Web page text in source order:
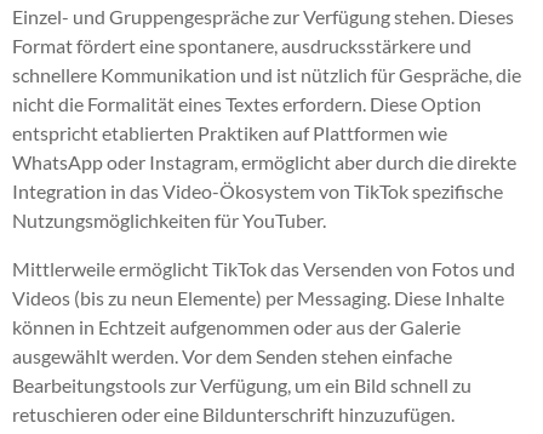
Einzel- und Gruppengespräche zur Verfügung stehen. Dieses
Format fördert eine spontanere, ausdrucksstärkere und
schnellere Kommunikation und ist nützlich für Gespräche, die
nicht die Formalität eines Textes erfordern. Diese Option
entspricht etablierten Praktiken auf Plattformen wie
WhatsApp oder Instagram, ermöglicht aber durch die direkte
Integration in das Video-Ökosystem von TikTok spezifische
Nutzungsmöglichkeiten für YouTuber.
Mittlerweile ermöglicht TikTok das Versenden von Fotos und
Videos (bis zu neun Elemente) per Messaging. Diese Inhalte
können in Echtzeit aufgenommen oder aus der Galerie
ausgewählt werden. Vor dem Senden stehen einfache
Bearbeitungstools zur Verfügung, um ein Bild schnell zu
retuschieren oder eine Bildunterschrift hinzuzufügen.